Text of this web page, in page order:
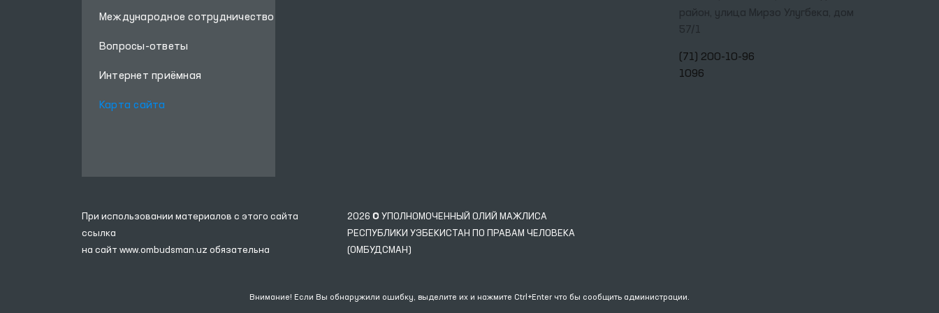
Международное сотрудничество
Вопросы-ответы
Интернет приёмная
Карта сайта
район, улица Мирзо Улугбека, дом
57/1
(71) 200-10-96
1096
При использовании материалов с этого сайта
ссылка
на сайт www.ombudsman.uz обязательна
2026 © УПОЛНОМОЧЕННЫЙ ОЛИЙ МАЖЛИСА
РЕСПУБЛИКИ УЗБЕКИСТАН ПО ПРАВАМ ЧЕЛОВЕКА
(ОМБУДСМАН)
Внимание! Если Вы обнаружили ошибку, выделите их и нажмите Ctrl+Enter что бы сообщить администрации.